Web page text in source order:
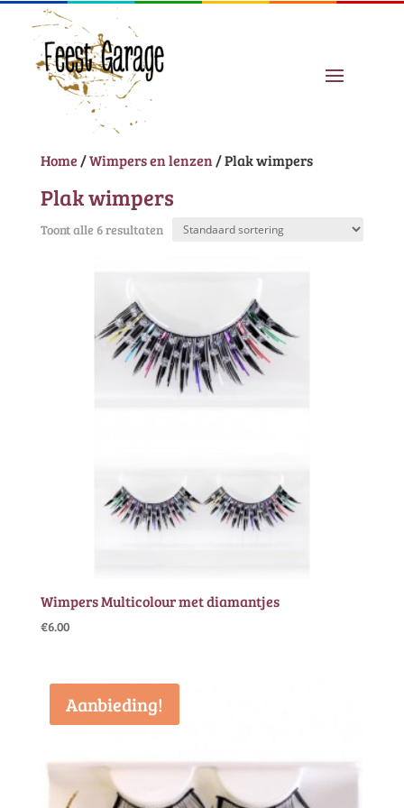
Home /Wimpers en lenzen / Plak wimpers
Plak wimpers
Toont alle 6 resultaten
Wimpers Multicolour met diamantjes
€6.00
Aanbieding!